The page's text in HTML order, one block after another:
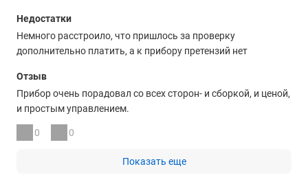
Недостатки
Немного расстроило, что пришлось за проверку
дополнительно платить, а к прибору претензий нет
Отзыв
Прибор очень порадовал со всех сторон- и сборкой, и ценой,
и простым управлением.
0 0
Показать еще